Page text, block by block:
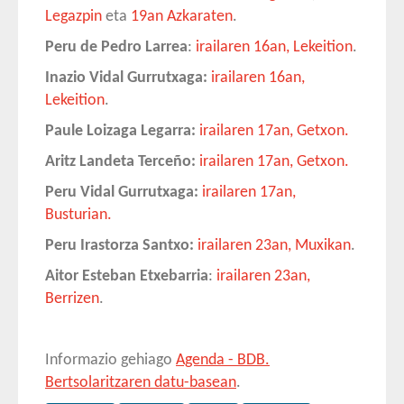
Legazpin eta 19an Azkaraten.
Peru de Pedro Larrea: irailaren 16an, Lekeition.
Inazio Vidal Gurrutxaga: irailaren 16an,
Lekeition.
Paule Loizaga Legarra: irailaren 17an, Getxon.
Aritz Landeta Terceño: irailaren 17an, Getxon.
Peru Vidal Gurrutxaga: irailaren 17an,
Busturian.
Peru Irastorza Santxo: irailaren 23an, Muxikan.
Aitor Esteban Etxebarria: irailaren 23an,
Berrizen.
Informazio gehiago Agenda - BDB.
Bertsolaritzaren datu-basean.